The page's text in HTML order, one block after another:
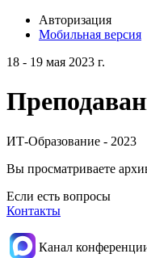
Авторизация
Мобильная версия
18 - 19 мая 2023 г.
ИТ-Образование - 2023
Вы просматриваете
Если есть вопросы
Контакты
Канал